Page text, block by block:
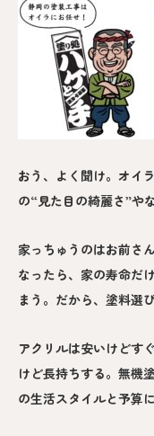
おう、よく聞け。オイ
の“見た目の綺麗さ”や
家っちゅうのはお前さ
なったら、家の寿命だ
まう。だから、塗料選
アクリルは安いけどす
けど長持ちする。無機
の生活スタイルと予算